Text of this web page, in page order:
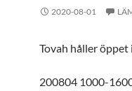
2020-08-01
Tovah håller
200804 1000-